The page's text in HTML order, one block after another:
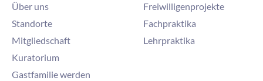
Über uns
Standorte
Mitgliedschaft
Kuratorium
Gastfamilie werden
Freiwilligenprojekte
Fachpraktika
Lehrpraktika